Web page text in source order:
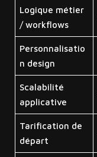
Logique métier
/ workflows
Personnalisatio
n design
Scalabilité
applicative
Tarification de
départ